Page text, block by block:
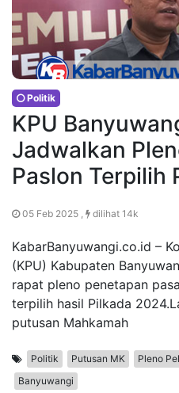
Politik
KPU
Jadwalkan
Paslon Terpilih
05 Feb 2025 , dilihat 14k
KabarBanyuwangi.co.id –
(KPU) Kabupaten
rapat pleno penetapan
terpilih hasil Pilkada
putusan Mahkamah
Politik Putusan MK Pleno
Banyuwangi